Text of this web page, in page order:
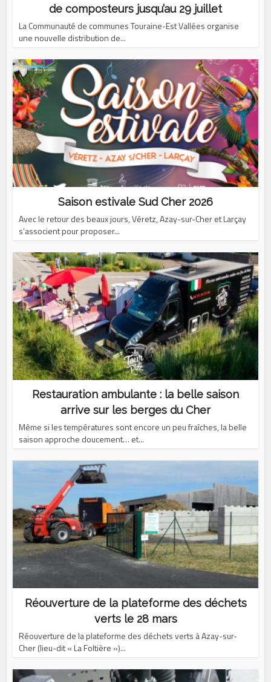
de composteurs jusqu’au 29 juillet
La Communauté de communes Touraine-Est Vallées organise
une nouvelle distribution de...
Saison estivale Sud Cher 2026
Avec le retour des beaux jours, Véretz, Azay-sur-Cher et Larçay
s’associent pour proposer...
Restauration ambulante : la belle saison
arrive sur les berges du Cher
Même si les températures sont encore un peu fraîches, la belle
saison approche doucement… et...
Réouverture de la plateforme des déchets
verts le 28 mars
Réouverture de la plateforme des déchets verts à Azay-sur-
Cher (lieu-dit « La Foltière »)...